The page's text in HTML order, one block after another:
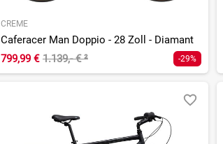
CREME
Caferacer Man Doppio - 28 Zoll - Diamant
799,99 € 1.139,- €² -29%